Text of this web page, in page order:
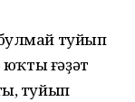
туйып
юҡты ғәҙәт
туйып